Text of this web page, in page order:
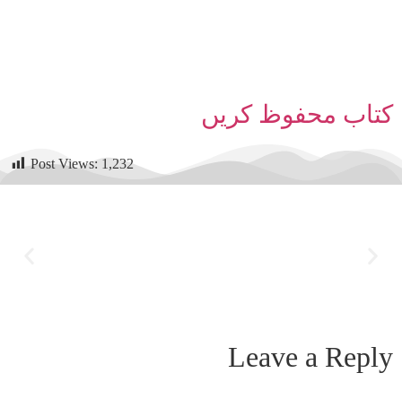
کتاب محفوظ کریں
Post Views: 1,232
Leave a Reply